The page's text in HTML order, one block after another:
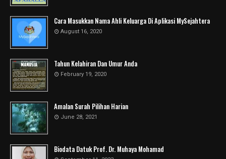
Cara Masukkan Nama Ahli Keluarga Di Aplikasi MySejahtera
August 16, 2020
Tahun Kelahiran Dan Umur Anda
February 19, 2020
Amalan Surah Pilihan Harian
June 28, 2021
Biodata Datuk Prof. Dr. Muhaya Mohamad